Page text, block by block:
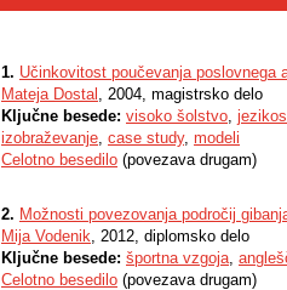
1. Učinkovitost poučevanja poslovnega
Mateja Dostal , 2004, magistrsko delo
Ključne besede: visoko šolstvo,
izobraževanje, case study, modeli
Celotno besedilo (povezava drugam)
2. Možnosti povezovanja področij
Mija Vodenik, 2012, diplomsko delo
Ključne besede: športna vzgoja,
Celotno besedilo (povezava drugam)